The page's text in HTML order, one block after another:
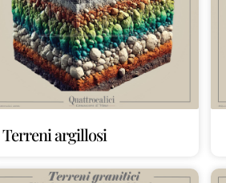
Terreni argillosi